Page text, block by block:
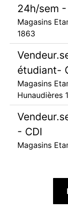
24h/sem -
Magasins
1863
étudiant-
Magasins
Hunaudières
- CDI
Magasins